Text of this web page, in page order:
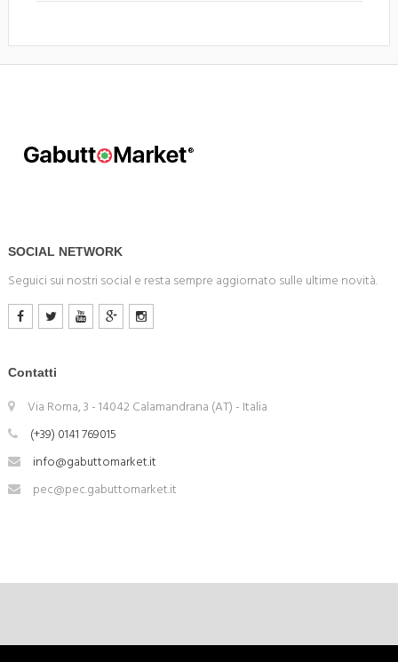
SOCIAL NETWORK
Seguici sui nostri social e resta sempre aggiornato sulle ultime novità.
Contatti
Via Roma, 3 - 14042 Calamandrana (AT) - Italia
(+39) 0141 769015
info@gabuttomarket.it
pec@pec.gabuttomarket.it